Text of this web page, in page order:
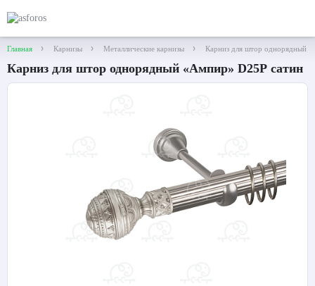
Главная Карнизы Металлические карнизы Карниз для штор однорядный
Карниз для штор однорядный «Ампир» D25Р сатин